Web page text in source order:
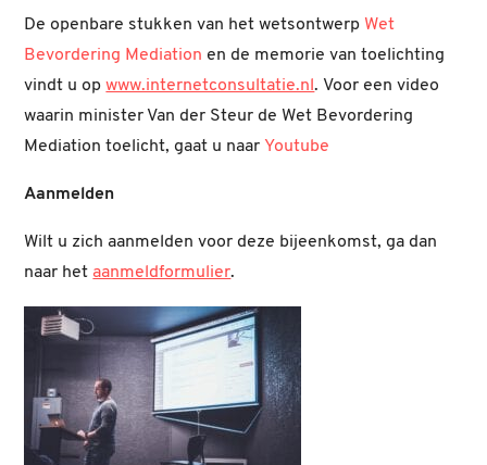
De openbare stukken van het wetsontwerp Wet
Bevordering Mediation en de memorie van toelichting
vindt u opwww.internetconsultatie.nl. Voor een video
waarin minister Van der Steur de Wet Bevordering
Mediation toelicht, gaat u naar Youtube
Aanmelden
Wilt u zich aanmelden voor deze bijeenkomst, ga dan
naar het aanmeldformulier.